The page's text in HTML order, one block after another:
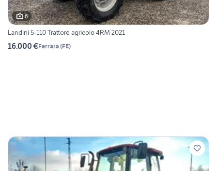
6
Landini 5-110 Trattore agricolo 4RM 2021
16.000 €Ferrara (FE)